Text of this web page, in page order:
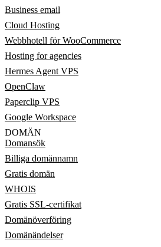
Business email
Cloud Hosting
Webbhotell för WooCommerce
Hosting for agencies
Hermes Agent VPS
OpenClaw
Paperclip VPS
Google Workspace
DOMÄN
Domansök
Billiga domännamn
Gratis domän
WHOIS
Gratis SSL-certifikat
Domänöverföring
Domänändelser